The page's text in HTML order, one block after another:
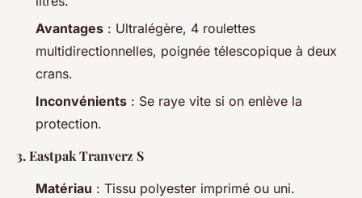
Avantages : Ultralégère, 4 roulettes
multidirectionnelles, poignée télescopique à deux
crans.
Inconvénients : Se raye vite si on enlève la
protection.
3.Eastpak Tranverz S
Matériau : Tissu polyester imprimé ou uni.